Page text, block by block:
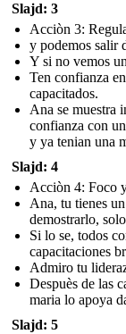
Slajd: 3
Acciòn 3:
y podemos salir
Y si no vemos
Ten confianza
capacitados.
Ana se muestra
confianza con
y ya tenian una
Slajd: 4
Acciòn 4: Foco
Ana, tu tienes
demostrarlo,
Si lo se, todos
capacitaciones
Admiro tu
Despuès de las
maria lo apoya
Slajd: 5